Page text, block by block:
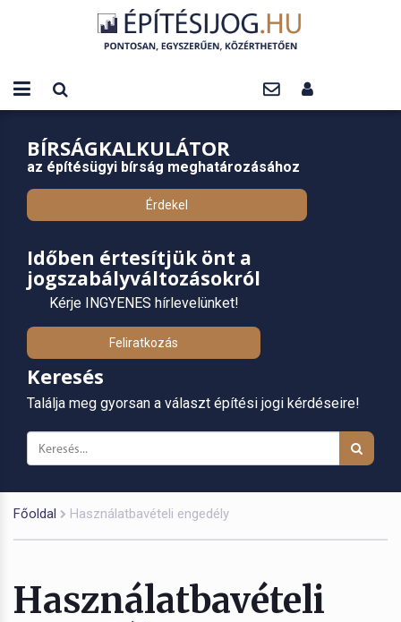
BÍRSÁGKALKULÁTOR
az építésügyi bírság meghatározásához
Érdekel
Időben értesítjük önt a
jogszabályváltozásokról
Kérje INGYENES hírlevelünket!
Feliratkozás
Keresés
Találja meg gyorsan a választ építési jogi kérdéseire!
Főoldal Használatbavételi engedély
Használatbavételi